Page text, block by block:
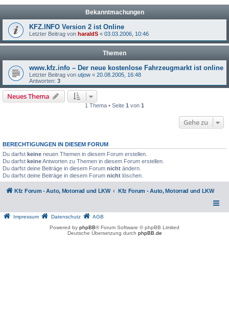
Bekanntmachungen
KFZ.INFO Version 2 ist Online
Letzter Beitrag von haraldS « 03.03.2006, 10:46
Themen
www.kfz.info – Der neue kostenlose Fahrzeugmarkt ist online
Letzter Beitrag von utjow « 20.08.2005, 16:48
Antworten: 3
Neues Thema
1 Thema • Seite 1 von 1
Gehe zu
BERECHTIGUNGEN IN DIESEM FORUM
Du darfst keine neuen Themen in diesem Forum erstellen.
Du darfst keineAntworten zu Themen in diesem Forum erstellen.
Du darfst deine Beiträge in diesem Forum nicht ändern.
Du darfst deine Beiträge in diesem Forum nicht löschen.
Kfz Forum - Auto, Motorrad und LKW Kfz Forum - Auto, Motorrad und LKW
Impressum Datenschutz
AGB
Powered by phpBB® Forum Software © phpBB Limited
Deutsche Übersetzung durch phpBB.de